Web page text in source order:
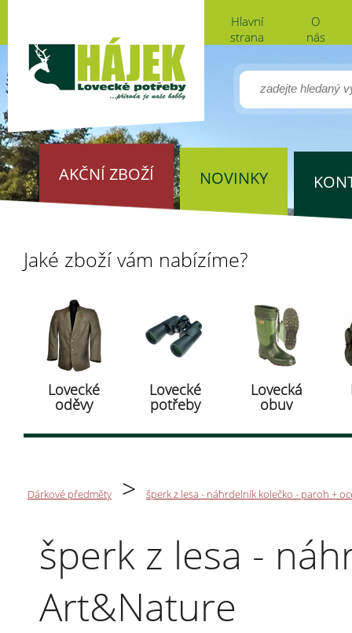
Hlavní
strana
O
nás
AKČNÍ ZBOŽÍ NOVINKY
Jaké zboží vám nabízíme?
Lovecké
oděvy
Lovecké
potřeby
Lovecká
obuv
Dárkové předměty > šperk z lesa - náhrdelník kolečko - paroh +
šperk z lesa -
Art&Nature